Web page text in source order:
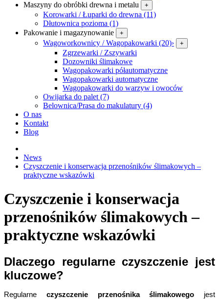
Maszyny do obróbki drewna i metalu
+
Korowarki / Łuparki do drewna (11)
Dłutownica pozioma (1)
Pakowanie i magazynowanie
+
Wagoworkownicy / Wagopakowarki (20)› +
Zgrzewarki / Zszywarki
Dozowniki ślimakowe
Wagopakowarki półautomatyczne
Wagopakowarki automatyczne
Wagopakowarki do warzyw i owoców
Owijarka do palet (7)
Belownica/Prasa do makulatury (4)
O nas
Kontakt
Blog
News
Czyszczenie i konserwacja przenośników ślimakowych –
praktyczne wskazówki
Czyszczenie i konserwacja
przenośników ślimakowych –
praktyczne wskazówki
Dlaczego regularne czyszczenie jest
kluczowe?
Regularne czyszczenie przenośnika ślimakowego jest